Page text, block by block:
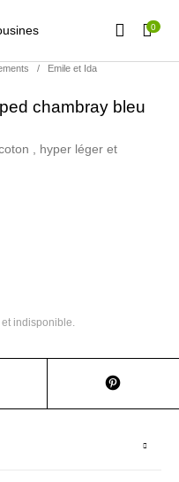
0
/ Emile et Ida
chambray bleu
, hyper léger et
indisponible.